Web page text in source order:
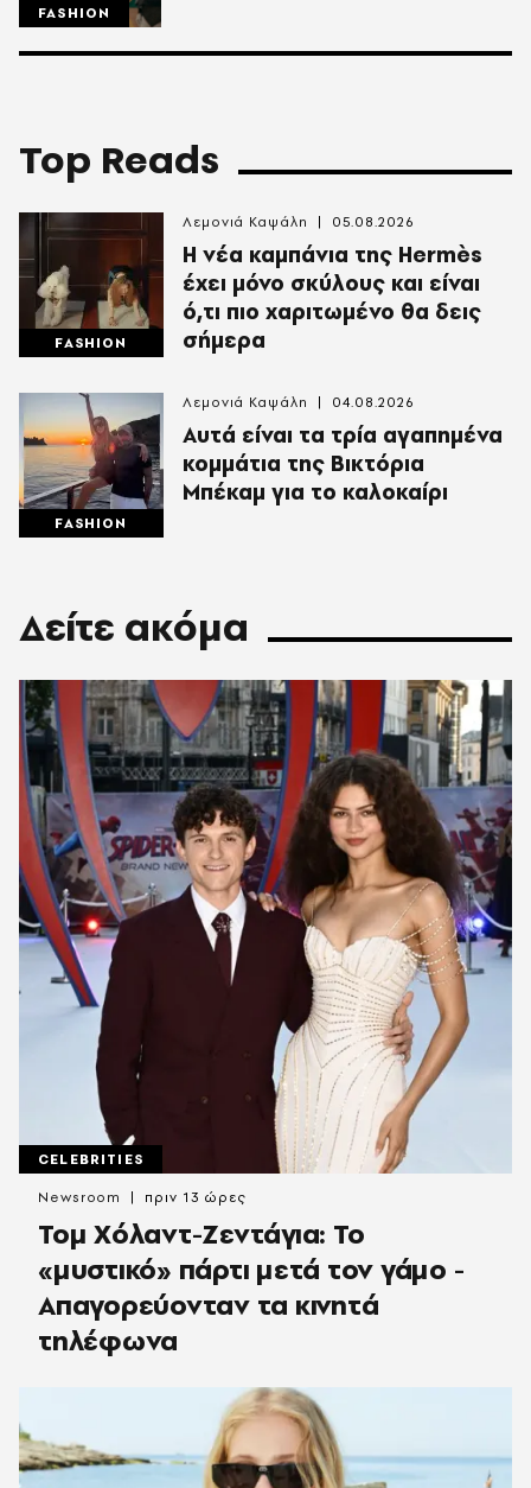
FASHION
Top Reads
FASHION
Η νέα καμπάνια της Hermès
έχει μόνο σκύλους και είναι
ό,τι πιο χαριτωμένο θα δεις
σήμερα
Λεμονιά Καψάλη 05.08.2026
FASHION
Αυτά είναι τα τρία αγαπημένα
κομμάτια της Βικτόρια
Μπέκαμ για το καλοκαίρι
Λεμονιά Καψάλη 04.08.2026
Δείτε ακόμα
CELEBRITIES
Τομ Χόλαντ-Ζεντάγια: Το
«μυστικό» πάρτι μετά τον γάμο -
Απαγορεύονταν τα κινητά
τηλέφωνα
Newsroom πριν 13 ώρες